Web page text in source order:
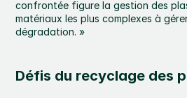
confrontée figure la gestion des
matériaux les plus complexes à
dégradation. »
Défis du recyclage des